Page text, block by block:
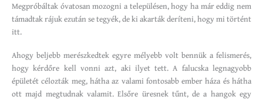
Megpróbáltak óvatosan mozogni a településen, hogy ha már eddig nem
támadtak rájuk ezután se tegyék, de ki akarták deríteni, hogy mi történt
itt.
Ahogy beljebb merészkedtek egyre mélyebb volt bennük a felismerés,
hogy kérdőre kell vonni azt, aki ilyet tett. A falucska legnagyobb
épületét célozták meg, hátha az valami fontosabb ember háza és hátha
ott majd megtudnak valamit. Elsőre üresnek tűnt, de a hangok egy